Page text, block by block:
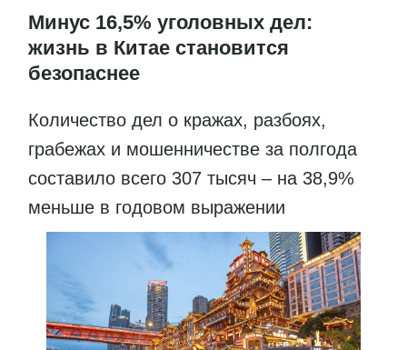
Минус 16,5% уголовных дел:
жизнь в Китае становится
безопаснее
Количество дел о кражах, разбоях,
грабежах и мошенничестве за полгода
составило всего 307 тысяч – на 38,9%
меньше в годовом выражении